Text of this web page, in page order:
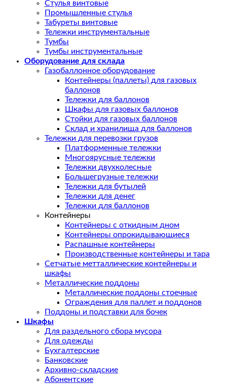
Стулья винтовые
Промышленные стулья
Табуреты винтовые
Тележки инструментальные
Тумбы
Тумбы инструментальные
Оборудование для склада
Газобаллонное оборудование
Контейнеры (паллеты) для газовых
баллонов
Тележки для баллонов
Шкафы для газовых баллонов
Стойки для газовых баллонов
Склад и хранилища для баллонов
Тележки для перевозки грузов
Платформенные тележки
Многоярусные тележки
Тележки двухколесные
Большегрузные тележки
Тележки для бутылей
Тележки для денег
Тележки для баллонов
Контейнеры
Контейнеры с откидным дном
Контейнеры опрокидывающиеся
Распашные контейнеры
Производственные контейнеры и тара
Сетчатые метталлические контейнеры и
шкафы
Металлические поддоны
Металлические поддоны стоечные
Ограждения для паллет и поддонов
Поддоны и подставки для бочек
Шкафы
Для раздельного сбора мусора
Для одежды
Бухгалтерские
Банковские
Архивно-складские
Абонентские